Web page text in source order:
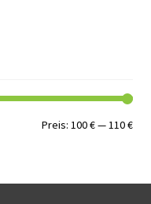
Min.
Preis:100 €—110 €